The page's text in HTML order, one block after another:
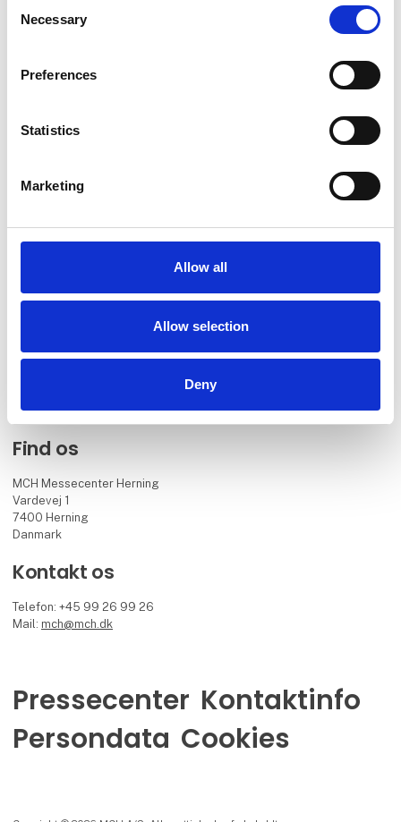
Selection
Necessary
Preferences
Statistics
Marketing
Allow all
Allow selection
Deny
Mød Danmarks førende gallerier med værker i alle prisklasser fra
kunstværker til hjemmet eller arbejdspladsen. Find kunst, der
Spændvidden i de værker, der pryder væggene under messen, er
Find os
MCH Messecenter Herning
Vardevej 1
7400 Herning
Danmark
Kontakt os
Telefon: +45 99 26 99 26
Mail: mch@mch.dk
Pressecenter Kontaktinfo
Persondata Cookies